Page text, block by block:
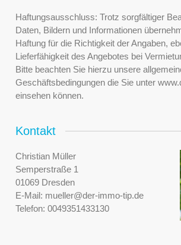
Haftungsausschluss: Trotz sorgfältiger
Daten, Bildern und Informationen
Haftung für die Richtigkeit der Angaben,
Lieferfähigkeit des Angebotes bei
Bitte beachten Sie hierzu unsere
Geschäftsbedingungen die Sie unter
einsehen können.
Kontakt
Christian Müller
Semperstraße 1
01069 Dresden
E-Mail: mueller@der-immo-tip.de
Telefon: 0049351433130